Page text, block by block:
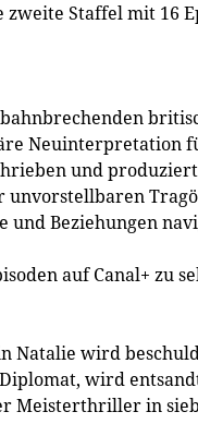
zweite Staffel mit 16
Neuinterpretation
und
unvorstellbaren
und Beziehungen
auf Canal+ zu
Natalie wird
wird
Meisterthriller in